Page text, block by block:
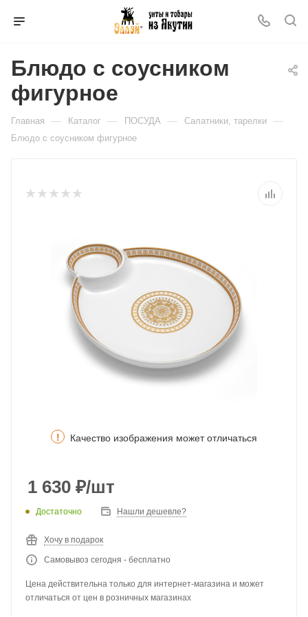
Блюдо с соусником
фигурное
Главная — Каталог — ПОСУДА — Салатники, тарелки —
Блюдо с соусником фигурное
! Качество изображения может отличаться
1 630 ₽/шт
Достаточно Нашли дешевле?
Хочу в подарок
Самовывоз сегодня - бесплатно
Цена действительна только для интернет-магазина и может
отличаться от цен в розничных магазинах